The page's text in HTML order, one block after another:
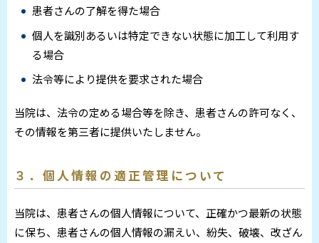
患者さんの了解を得た場合
個人を識別あるいは特定できない状態に加工して利用す
る場合
法令等により提供を要求された場合
当院は、法令の定める場合等を除き、患者さんの許可なく、
その情報を第三者に提供いたしません。
３．個人情報の適正管理について
当院は、患者さんの個人情報について、正確かつ最新の状態
に保ち、患者さんの個人情報の漏えい、紛失、破壊、改ざん